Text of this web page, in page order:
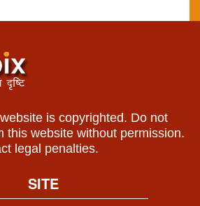
is copyrighted. Do not
this website without permission.
legal penalties.
SITE